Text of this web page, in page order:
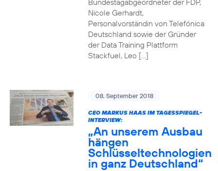
Bundestagabgeordneter der FDP,
Nicole Gerhardt,
Personalvorständin von Telefónica
Deutschland sowie der Gründer
der Data Training Plattform
Stackfuel, Leo […]
08. September 2018
CEO MARKUS HAAS IM TAGESSPIEGEL-
INTERVIEW:
„An unserem Ausbau
hängen
Schlüsseltechnologien
in ganz Deutschland“